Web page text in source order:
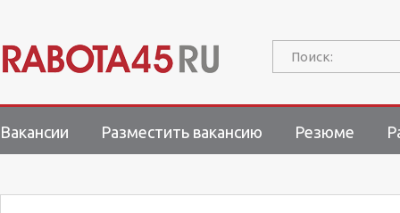
Поиск:
Вакансии Разместить вакансию Резюме